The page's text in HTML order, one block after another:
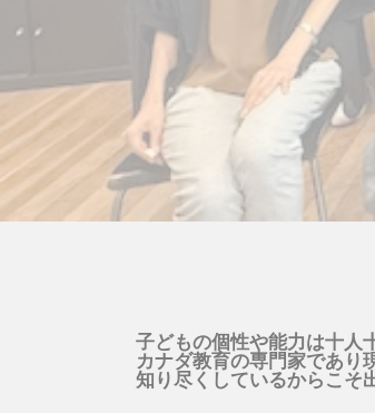
子どもの個性や能力は十人
カナダ教育の専門家であり
知り尽くしているからこそ